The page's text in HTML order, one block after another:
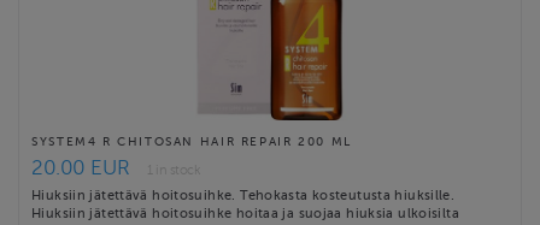
SYSTEM4 R CHITOSAN HAIR REPAIR 200 ML
20.00 EUR
1 in stock
Hiuksiin jätettävä hoitosuihke. Tehokasta kosteutusta hiuksille.
Hiuksiin jätettävä hoitosuihke hoitaa ja suojaa hiuksia ulkoisilta